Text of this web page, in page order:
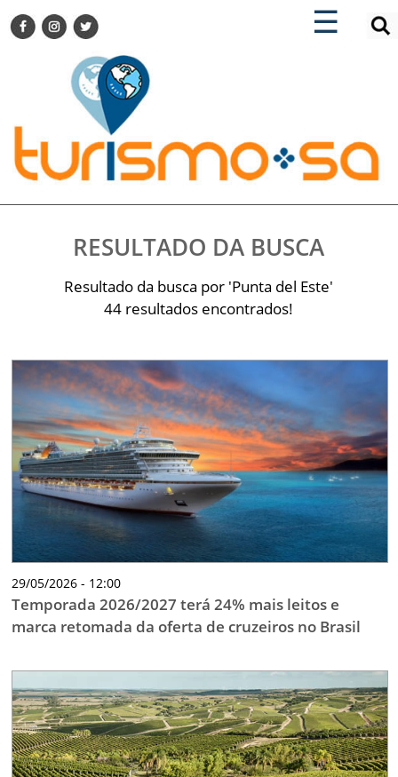
☰
×
TURISMO SA FOR BUSINESS
DESTINOS NACIONAIS
DESTINOS INTERNACIONAIS
CITY BREAK
TURISMO E MERCADO
EVENTOS
GASTRONOMIA
VITRINE
TURISMO SA TV
TESTADO E APROVADO
ÚLTIMAS NOTÍCIAS
PARCEIROS
QUEM SOMOS - EQUIPE
CONTATO
×
ENCONTRE SUA NOTÍCIA
RESULTADO DA BUSCA
Resultado da busca por 'Punta del Este'
44 resultados encontrados!
29/05/2026 - 12:00
Temporada 2026/2027 terá 24% mais leitos e
marca retomada da oferta de cruzeiros no Brasil